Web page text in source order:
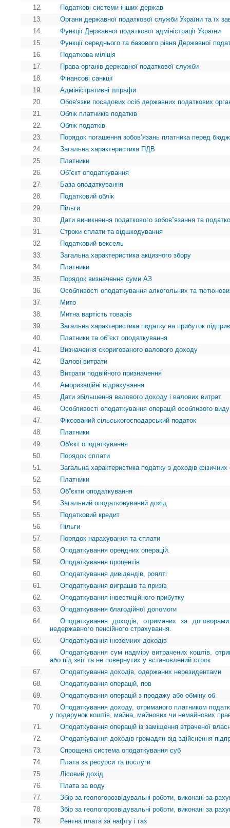
12.
Податкові системи інших держав
13.
Органи державної податкової служби України та їх
14.
Функції Державної податкової адміністрації України
15.
Функції середнього та базового рівня Державної
16.
Податкова міліція
17.
Права органів державної податкової служби
18.
Фінансові санкції
19.
Адміністративні штрафи
20.
Обов'язки посадових осіб державних податкових
21.
Облік платників податків
22.
Облік податків
23.
Порядок погашення зобов’язань платника перед
24.
Загальна характеристика ПДВ
25.
Платники
26.
Об”єкт оподаткування
27.
База оподаткування
28.
Податковий облік
29.
Пільги
30.
Дати виникнення податкового зобов”язання та
31.
Строки сплати та відшкодування
32.
Податковий вексель
33.
Загальна характеристика акцизного збору
34.
Платники
35.
Порядок визначення суми АЗ
36.
Особливості оподаткування алкогольних та
37.
Мито
38.
Митна вартість товарів
39.
Загальна характеристика податку на прибуток
40.
Платники та об”єкт оподаткування
41.
Визначення скоригованого валового доходу
42.
Валові витрати
43.
Витрати подвійного призначення
44.
Аморизаційні відрахування
45.
Дати збільшення валового доходу і валових витрат
46.
Особливості оподаткування операцій особливого виду
47.
Фіксований сільськогосподарський податок
48.
Платники
49.
Об'єкт оподаткування
50.
Порядок сплати
51.
Загальна характеристика податку з доходів фізичних
52.
Платники
53.
Об”єкти оподаткування
54.
Загальний оподатковуваний дохід
55.
Податковий кредит
56.
Пільги
57.
Порядок нарахування та сплати
58.
Оподаткування орендних операцій.
59.
Оподаткування процентів
60.
Оподаткування дивідендів, роялті
61.
Оподаткування виграшів та призів
62.
Оподаткування інвестиційного прибутку
63.
Оподаткування благодійної допомоги
64.
Оподаткування доходів, отриманих за
недержавного пенсійного страхування.
65.
Оподаткування іноземних доходів
66.
Оподаткування сум надміру витрачених коштів,
або під звіт та не повернутих у встановлений строк
67.
Оподаткування доходів, одержаних нерезидентами
68.
Оподаткування операцій, пов
69.
Оподаткування операцій з продажу або обміну об
70.
Оподаткування доходу, отриманого платником
у подарунок коштів, майна, майнових чи немайнових
71.
Оподаткування операцій із заміщення втраченої
72.
Оподаткування доходів громадян від здійснення
73.
Спрощена система оподаткування суб
74.
Плата за ресурси та послуги
75.
Лісовий дохід
76.
Плата за воду
77.
Збір за геологорозвідувальні роботи, виконані за
78.
Збір за геологорозвідувальні роботи, виконані за
79.
Рентна плата за нафту і газ